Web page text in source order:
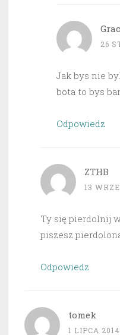
26
Jak bys nie
bota to bys
Odpowiedz
ZTHB
13
Ty się pierdolnij
piszesz pierdolona
Odpowiedz
tomek
1 LIPCA